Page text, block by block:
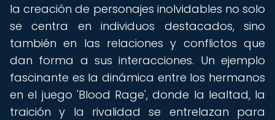
la creación de personajes inolvidables no solo
se centra en individuos destacados, sino
también en las relaciones y conflictos que
dan forma a sus interacciones. Un ejemplo
fascinante es la dinámica entre los hermanos
en el juego 'Blood Rage', donde la lealtad, la
traición y la rivalidad se entrelazan para